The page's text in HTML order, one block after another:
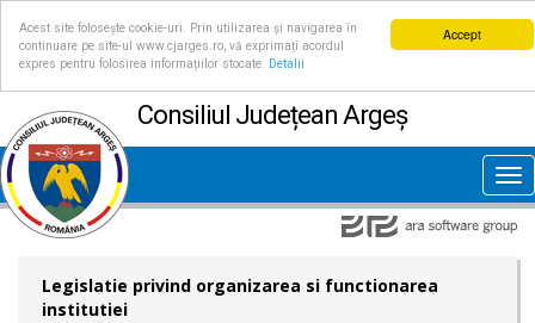
Accept
Acest site folosește cookie-uri. Prin utilizarea și navigarea în
continuare pe site-ul www.cjarges.ro, vă exprimați acordul
expres pentru folosirea informațiilor stocate.
Detalii
Consiliul Județean Argeș
Legislatie privind organizarea si functionarea
institutiei